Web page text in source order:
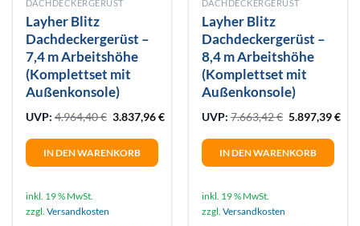
DACHDECKERGERÜST
Layher Blitz
Dachdeckergerüst –
7,4 m Arbeitshöhe
(Komplettset mit
Außenkonsole)
UVP: 4.964,40€ Ursprünglicher Preis war: 4.964,40 €
3.837,96€Aktueller Preis ist: 3.837,96 €.
IN DEN WARENKORB
inkl. 19 % MwSt.
zzgl. Versandkosten
DACHDECKERGERÜST
Layher Blitz
Dachdeckergerüst –
8,4 m Arbeitshöhe
(Komplettset mit
Außenkonsole)
UVP: 7.663,42€ 5.897,39€
IN DEN WARENKORB
inkl. 19 % MwSt.
zzgl. Versandkosten